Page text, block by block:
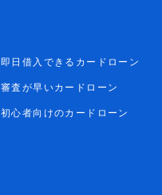
即日借入できるカードローン
審査が早いカードローン
初心者向けのカードローン